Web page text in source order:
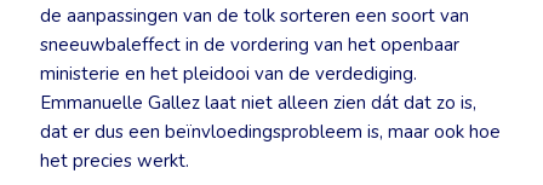
de aanpassingen van de tolk sorteren een soort van
sneeuwbaleffect in de vordering van het openbaar
ministerie en het pleidooi van de verdediging.
Emmanuelle Gallez laat niet alleen zien dát dat zo is,
dat er dus een beïnvloedingsprobleem is, maar ook hoe
het precies werkt.